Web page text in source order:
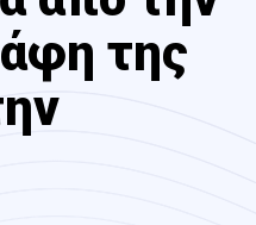
της